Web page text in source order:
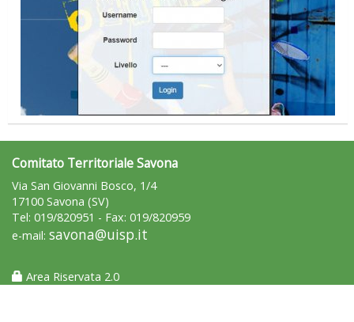
Tiziano Pesce nel Cda di Fondazione Terzjus: prima riunione a
Comitato Territoriale Savona
Via San Giovanni Bosco, 1/4
17100 Savona (SV)
Tel: 019/820951 - Fax: 019/820959
e-mail: savona@uisp.it
Area Riservata 2.0